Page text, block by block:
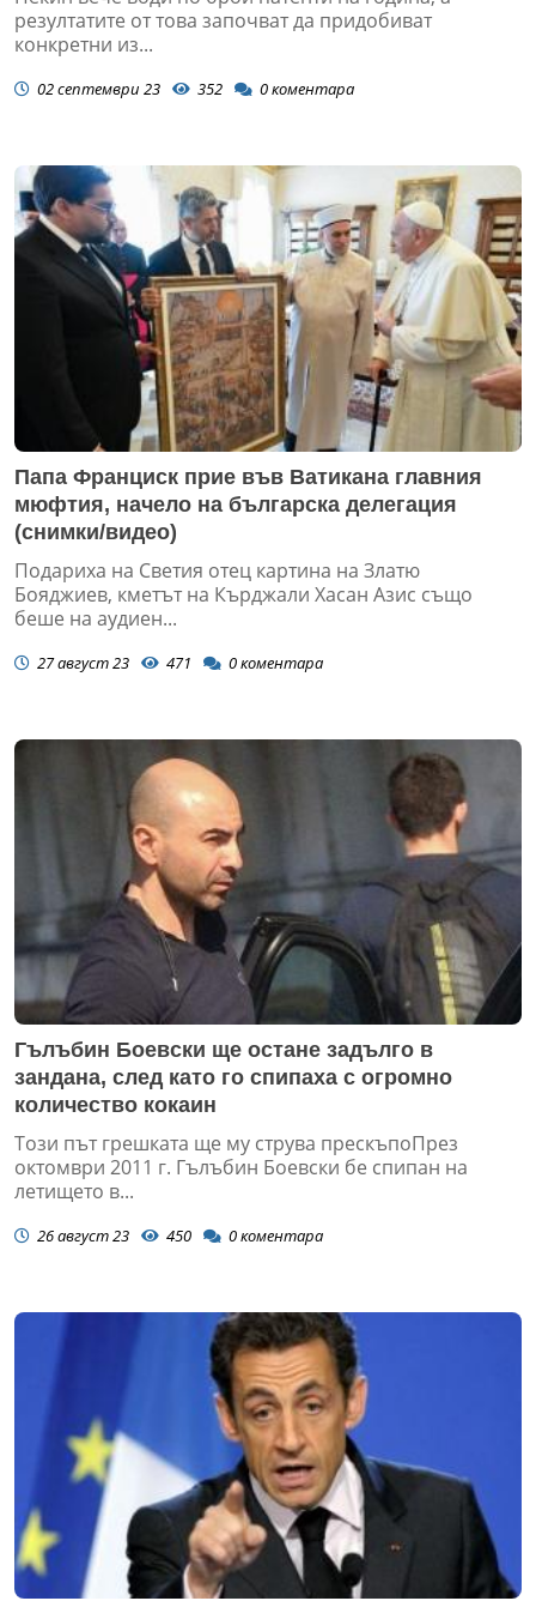
резултатите от това започват да придобиват
конкретни из...
02 септември 23 352 0коментара
Папа Франциск прие във Ватикана главния
мюфтия, начело на българска делегация
(снимки/видео)
Подариха на Светия отец картина на Златю
Бояджиев, кметът на Кърджали Хасан Азис също
беше на аудиен...
27 август 23 471 0коментара
Гълъбин Боевски ще остане задълго в
зандана, след като го спипаха с огромно
количество кокаин
Този път грешката ще му струва прескъпоПрез
октомври 2011 г. Гълъбин Боевски бе спипан на
летището в...
26 август 23 450 0коментара